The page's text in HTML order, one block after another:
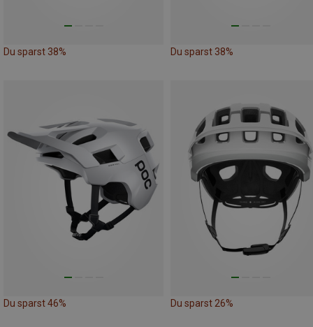
Du sparst 38% Du sparst 38%
Du sparst 46% Du sparst 26%